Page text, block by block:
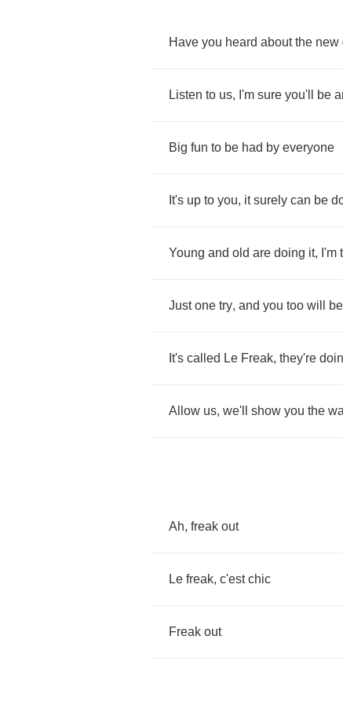
Have you heard about the new
Listen to us, I'm sure you'll be
Big fun to be had by everyone
It's up to you, it surely can be
Young and old are doing it, I'm
Just one try, and you too will be
It's called Le Freak, they're
Allow us, we'll show you the
Ah, freak out
Le freak, c'est chic
Freak out